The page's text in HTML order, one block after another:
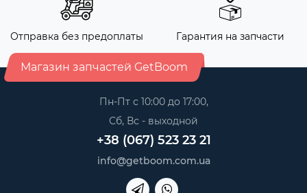
Отправка без предоплаты Гарантия на запчасти
Магазин запчастей GetBoom
Пн-Пт с 10:00 до 17:00,
Сб, Вс - выходной
+38 (067) 523 23 21
info@getboom.com.ua